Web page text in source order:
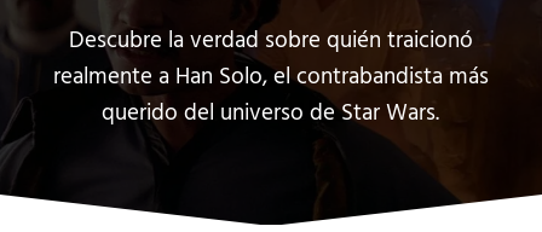
Descubre la verdad sobre quién traicionó
realmente a Han Solo, el contrabandista más
querido del universo de Star Wars.